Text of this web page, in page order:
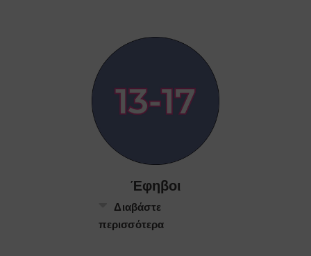
Έφηβοι
Διαβάστε
περισσότερα